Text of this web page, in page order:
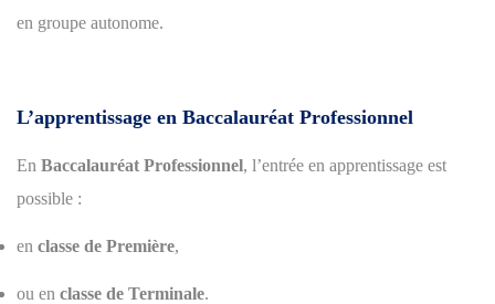
en groupe autonome.
L’apprentissage en Baccalauréat Professionnel
En Baccalauréat Professionnel, l’entrée en apprentissage est
possible :
en classe de Première,
ou en classe de Terminale.